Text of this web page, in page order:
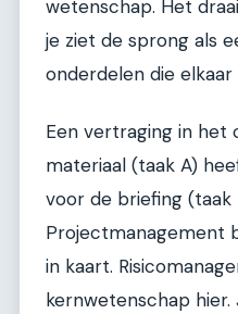
wetenschap. Het
je ziet de sprong als
onderdelen die
Een vertraging in het
materiaal (taak A)
voor de briefing (taak
Projectmanagement
in kaart.
kernwetenschap